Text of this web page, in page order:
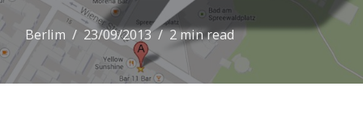
Berlim 23/09/2013 2 min read